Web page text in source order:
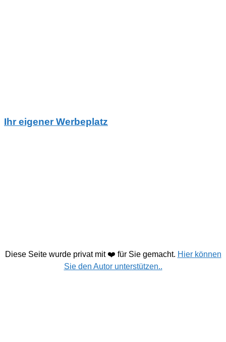
Ihr eigener Werbeplatz
Diese Seite wurde privat mit ❤️ für Sie gemacht. Hier können
Sie den Autor unterstützen..